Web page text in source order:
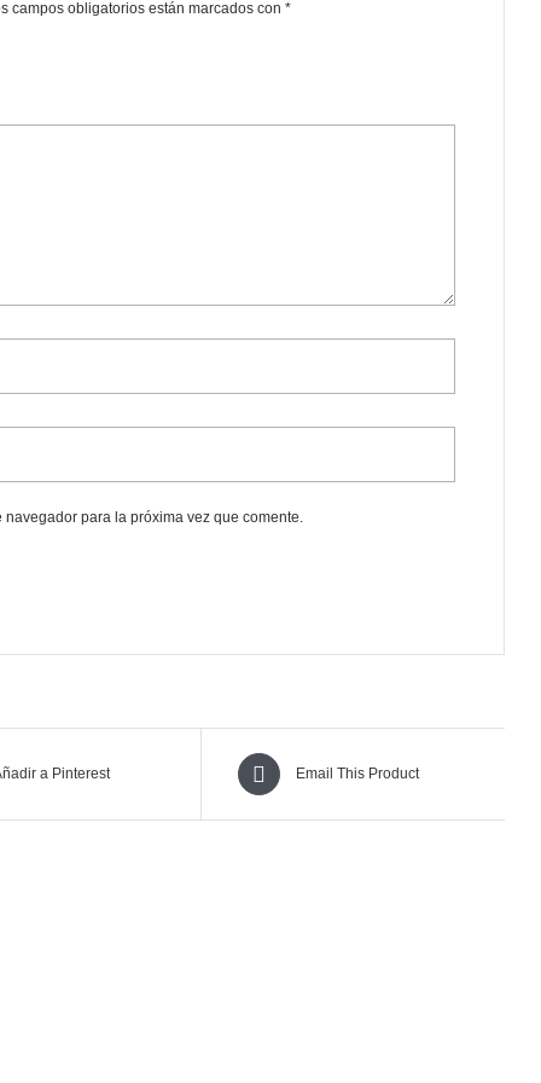
campos obligatorios están marcados con *
para la próxima vez que comente.
a Pinterest Email This Product